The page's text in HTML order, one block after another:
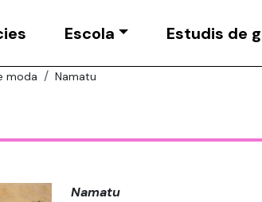
Escola Estudis de
moda Namatu
Namatu